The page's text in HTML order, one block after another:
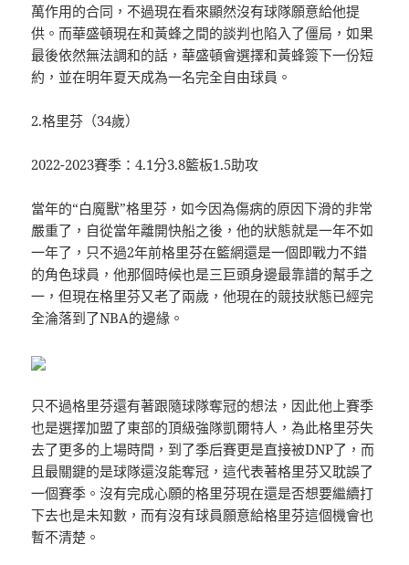
萬作用的合同，不過現在看來顯然沒有球隊願意給他提
供。而華盛頓現在和黃蜂之間的談判也陷入了僵局，如果
最後依然無法調和的話，華盛頓會選擇和黃蜂簽下一份短
約，並在明年夏天成為一名完全自由球員。
2.格里芬（34歲）
2022-2023賽季：4.1分3.8籃板1.5助攻
當年的“白魔獸”格里芬，如今因為傷病的原因下滑的非常
嚴重了，自從當年離開快船之後，他的狀態就是一年不如
一年了，只不過2年前格里芬在籃網還是一個即戰力不錯
的角色球員，他那個時候也是三巨頭身邊最靠譜的幫手之
一，但現在格里芬又老了兩歲，他現在的競技狀態已經完
全淪落到了NBA的邊緣。
只不過格里芬還有著跟隨球隊奪冠的想法，因此他上賽季
也是選擇加盟了東部的頂級強隊凱爾特人，為此格里芬失
去了更多的上場時間，到了季后賽更是直接被DNP了，而
且最關鍵的是球隊還沒能奪冠，這代表著格里芬又耽誤了
一個賽季。沒有完成心願的格里芬現在還是否想要繼續打
下去也是未知數，而有沒有球員願意給格里芬這個機會也
暫不清楚。